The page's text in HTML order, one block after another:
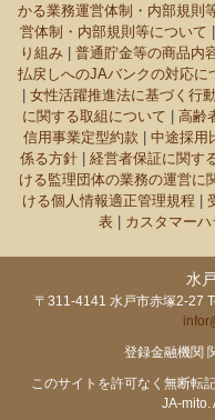
かる業務運営体制・内部規則
営体制・内部規則等について
り組み
普通貯金等の商品内
払戻しへのJAバンクの対応に
女性活躍推進法に基づく行
に関する取組について
高齢
信用事業定型約款
中途採用
係る方針
経営者保証に関す
ける監理団体の業務の運営に
ける個人情報適正管理規程
表| カスタマー
水
〒311-4141 水戸市赤塚2-27
登録金融機関
このサイトを許可なく無断転
JA-mito.